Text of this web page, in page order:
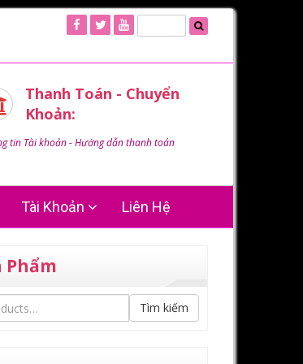
Thanh Toán - Chuyển
Khoản:
tin Tài khoản - Hướng dẫn thanh toán
Tài Khoản Liên Hệ
Phẩm
Tìm kiếm